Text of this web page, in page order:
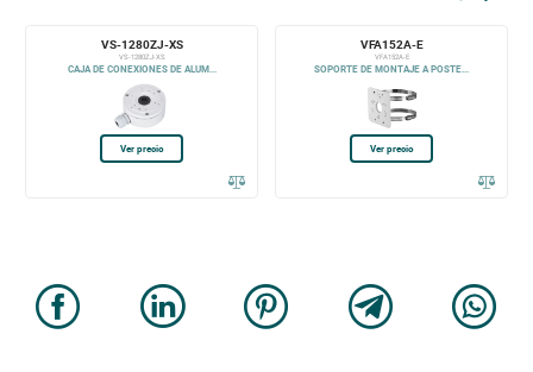
VS-1280ZJ-XS
VS-1280ZJ-XS
CAJA DE CONEXIONES DE ALUM...
Ver precio
VFA152A-E
VFA152A-E
SOPORTE DE MONTAJE A POSTE...
Ver precio